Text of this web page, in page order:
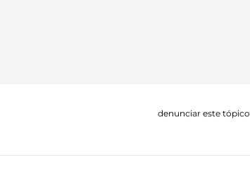
denunciar este tópico